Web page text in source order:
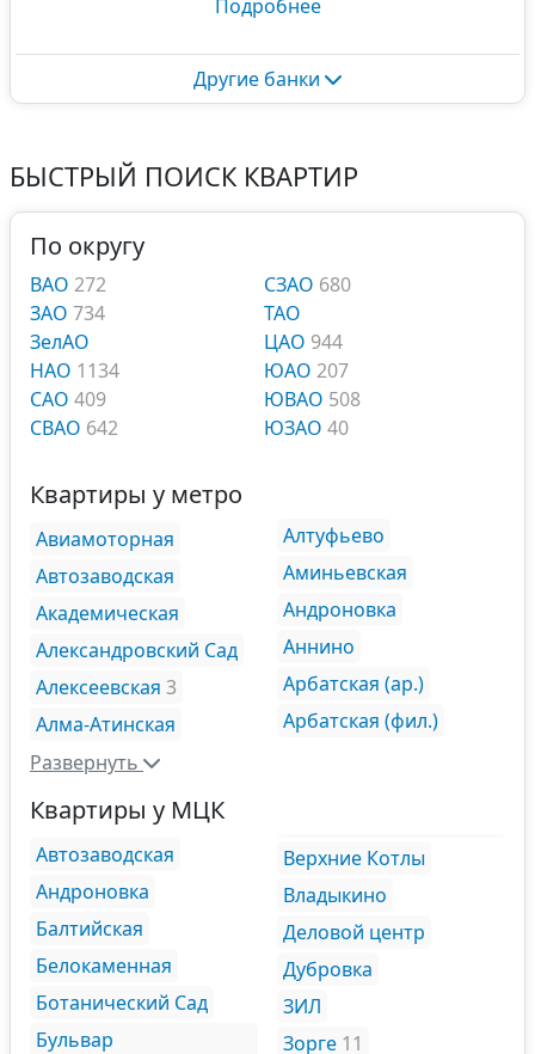
Подробнее
Другие банки
БЫСТРЫЙ ПОИСК КВАРТИР
По округу
ВАО 272
ЗАО 734
ЗелАО
НАО 1134
САО 409
СВАО 642
СЗАО 680
ТАО
ЦАО 944
ЮАО 207
ЮВАО 508
ЮЗАО 40
Квартиры у метро
Авиамоторная
Автозаводская
Академическая
Александровский Сад
Алексеевская 3
Алма-Атинская
Алтуфьево
Аминьевская
Андроновка
Аннино
Арбатская (ар.)
Арбатская (фил.)
Развернуть
Квартиры у МЦК
Автозаводская
Андроновка
Балтийская
Белокаменная
Ботанический Сад
Бульвар
Верхние Котлы
Владыкино
Деловой центр
Дубровка
ЗИЛ
Зорге 11